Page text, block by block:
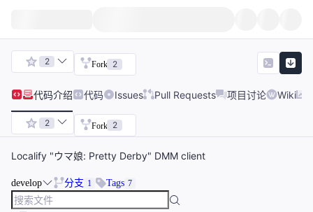
2 Fork 2
代码介绍 代码 Issues Pull Requests 项目讨论 Wiki
2 Fork 2
Localify "ウマ娘: Pretty Derby" DMM client
develop 分支 1 Tags 7